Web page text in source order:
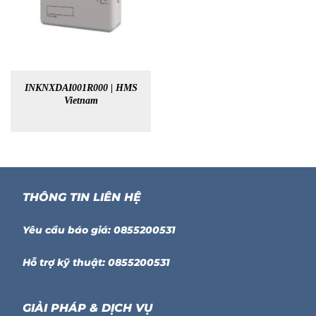
INKNXDAI001R000 | HMS
Vietnam
THÔNG TIN LIÊN HỆ
Yêu cầu báo giá: 0855200531
Hỗ trợ kỹ thuật: 0855200531
GIẢI PHÁP & DỊCH VỤ